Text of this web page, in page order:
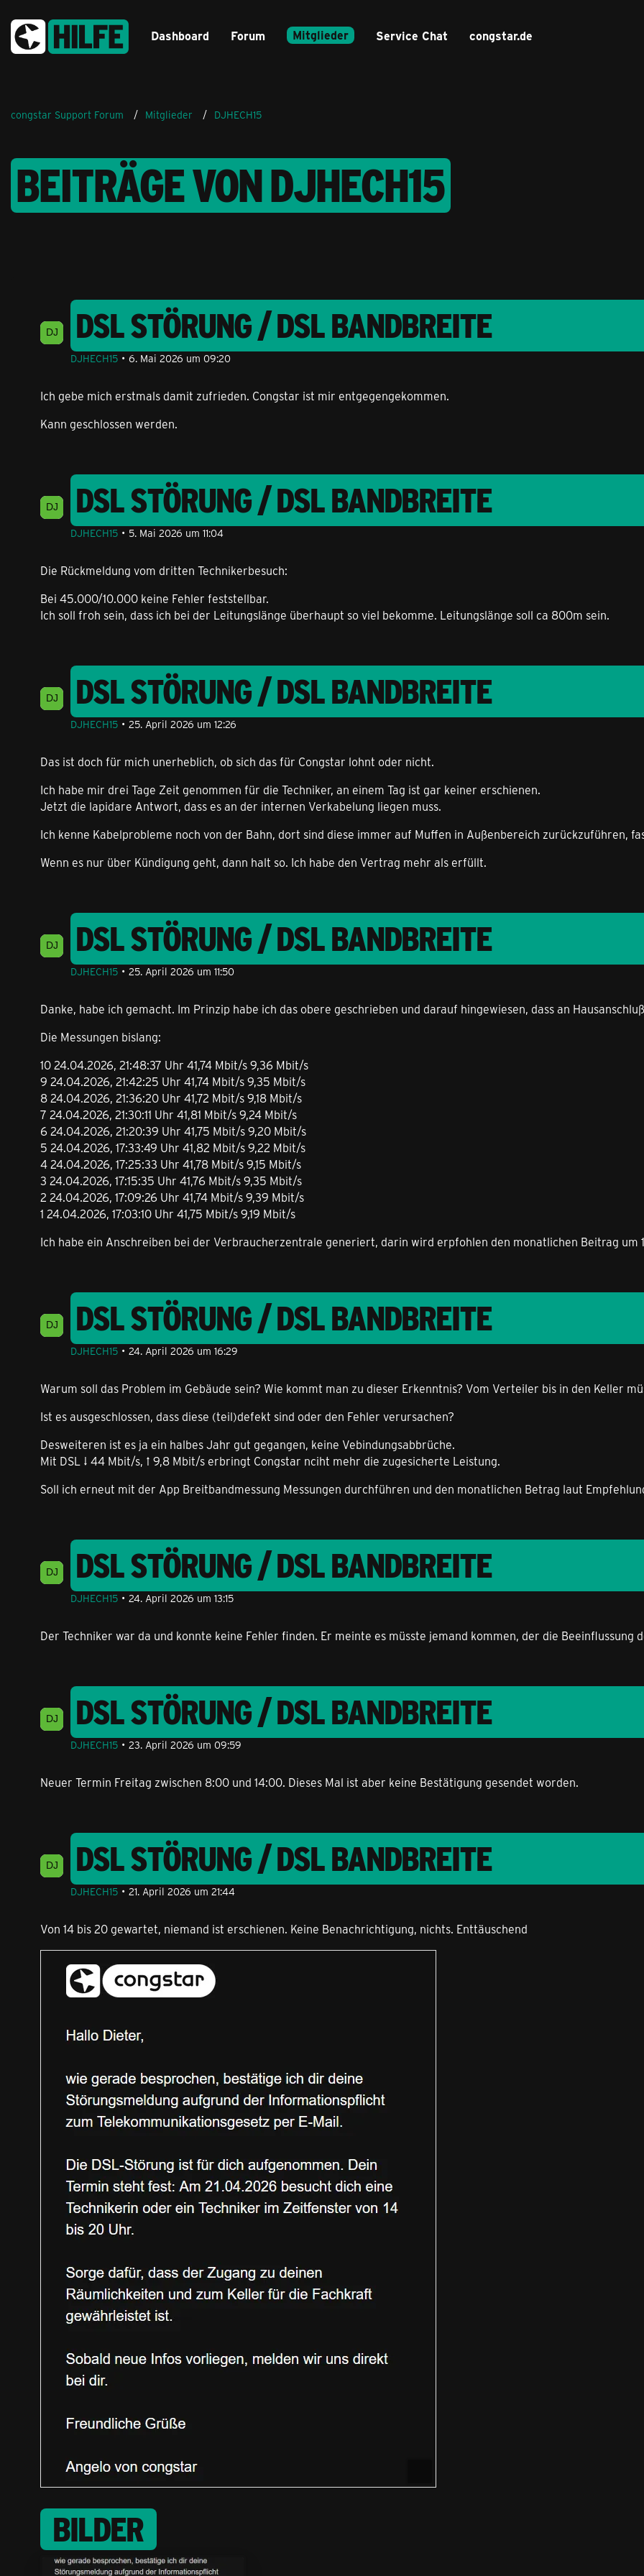
Dashboard Forum Mitglieder Service Chat congstar.de
congstar Support Forum Mitglieder DJHECH15
BEITRÄGE VON DJHECH15
DSL STÖRUNG / DSL BANDBREITE
DJHECH15 6. Mai 2026 um 09:20
Ich gebe mich erstmals damit zufrieden. Congstar ist mir entgegengekommen.
Kann geschlossen werden.
DSL STÖRUNG / DSL BANDBREITE
DJHECH15 5. Mai 2026 um 11:04
Die Rückmeldung vom dritten Technikerbesuch:
Bei 45.000/10.000 keine Fehler feststellbar.
Ich soll froh sein, dass ich bei der Leitungslänge überhaupt so viel bekomme. Leitungslänge soll ca 800m sein.
DSL STÖRUNG / DSL BANDBREITE
DJHECH15 25. April 2026 um 12:26
Das ist doch für mich unerheblich, ob sich das für Congstar lohnt oder nicht.
Ich habe mir drei Tage Zeit genommen für die Techniker, an einem Tag ist gar keiner erschienen.
Jetzt die lapidare Antwort, dass es an der internen Verkabelung liegen muss.
Ich kenne Kabelprobleme noch von der Bahn, dort sind diese immer auf Muffen in Außenbereich zurückzuführen,
Wenn es nur über Kündigung geht, dann halt so. Ich habe den Vertrag mehr als erfüllt.
DSL STÖRUNG / DSL BANDBREITE
DJHECH15 25. April 2026 um 11:50
Danke, habe ich gemacht. Im Prinzip habe ich das obere geschrieben und darauf hingewiesen, dass an
Die Messungen bislang:
10 24.04.2026, 21:48:37 Uhr 41,74 Mbit/s 9,36 Mbit/s
9 24.04.2026, 21:42:25 Uhr 41,74 Mbit/s 9,35 Mbit/s
8 24.04.2026, 21:36:20 Uhr 41,72 Mbit/s 9,18 Mbit/s
7 24.04.2026, 21:30:11 Uhr 41,81 Mbit/s 9,24 Mbit/s
6 24.04.2026, 21:20:39 Uhr 41,75 Mbit/s 9,20 Mbit/s
5 24.04.2026, 17:33:49 Uhr 41,82 Mbit/s 9,22 Mbit/s
4 24.04.2026, 17:25:33 Uhr 41,78 Mbit/s 9,15 Mbit/s
3 24.04.2026, 17:15:35 Uhr 41,76 Mbit/s 9,35 Mbit/s
2 24.04.2026, 17:09:26 Uhr 41,74 Mbit/s 9,39 Mbit/s
1 24.04.2026, 17:03:10 Uhr 41,75 Mbit/s 9,19 Mbit/s
Ich habe ein Anschreiben bei der Verbraucherzentrale generiert, darin wird erpfohlen den monatlichen Beitrag um
DSL STÖRUNG / DSL BANDBREITE
DJHECH15 24. April 2026 um 16:29
Warum soll das Problem im Gebäude sein? Wie kommt man zu dieser Erkenntnis? Vom Verteiler bis in den Keller
Ist es ausgeschlossen, dass diese (teil)defekt sind oder den Fehler verursachen?
Desweiteren ist es ja ein halbes Jahr gut gegangen, keine Vebindungsabbrüche.
Mit DSL ↓ 44 Mbit/s, ↑ 9,8 Mbit/s erbringt Congstar nciht mehr die zugesicherte Leistung.
Soll ich erneut mit der App Breitbandmessung Messungen durchführen und den monatlichen Betrag laut
DSL STÖRUNG / DSL BANDBREITE
DJHECH15 24. April 2026 um 13:15
Der Techniker war da und konnte keine Fehler finden. Er meinte es müsste jemand kommen, der die Beeinflussung
DSL STÖRUNG / DSL BANDBREITE
DJHECH15 23. April 2026 um 09:59
Neuer Termin Freitag zwischen 8:00 und 14:00. Dieses Mal ist aber keine Bestätigung gesendet worden.
DSL STÖRUNG / DSL BANDBREITE
DJHECH15 21. April 2026 um 21:44
Von 14 bis 20 gewartet, niemand ist erschienen. Keine Benachrichtigung, nichts. Enttäuschend
BILDER